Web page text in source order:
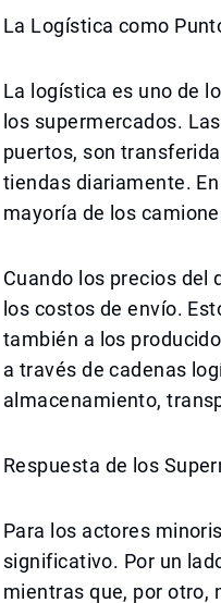
La Logística como
La logística es uno de
los supermercados.
puertos, son
tiendas diariamente.
mayoría de los
Cuando los precios
los costos de envío.
también a los
a través de cadenas
almacenamiento,
Respuesta de los
Para los actores
significativo. Por un
mientras que, por otro,